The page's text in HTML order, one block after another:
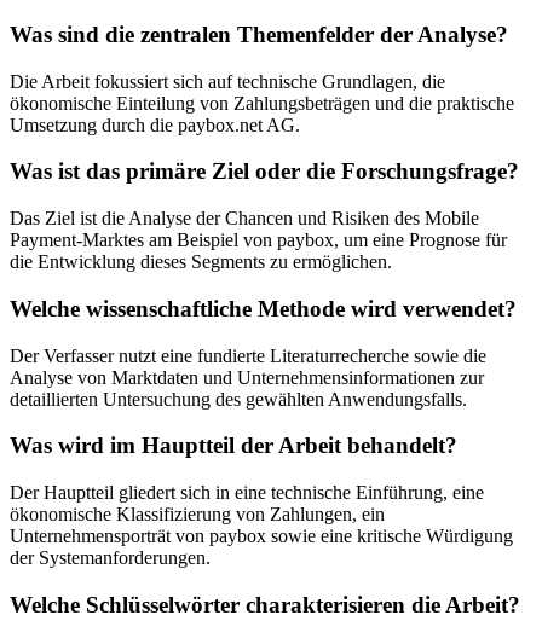
Was sind die zentralen Themenfelder der Analyse?
Die Arbeit fokussiert sich auf technische Grundlagen, die
ökonomische Einteilung von Zahlungsbeträgen und die praktische
Umsetzung durch die paybox.net AG.
Was ist das primäre Ziel oder die Forschungsfrage?
Das Ziel ist die Analyse der Chancen und Risiken des Mobile
Payment-Marktes am Beispiel von paybox, um eine Prognose für
die Entwicklung dieses Segments zu ermöglichen.
Welche wissenschaftliche Methode wird verwendet?
Der Verfasser nutzt eine fundierte Literaturrecherche sowie die
Analyse von Marktdaten und Unternehmensinformationen zur
detaillierten Untersuchung des gewählten Anwendungsfalls.
Was wird im Hauptteil der Arbeit behandelt?
Der Hauptteil gliedert sich in eine technische Einführung, eine
ökonomische Klassifizierung von Zahlungen, ein
Unternehmensporträt von paybox sowie eine kritische Würdigung
der Systemanforderungen.
Welche Schlüsselwörter charakterisieren die Arbeit?